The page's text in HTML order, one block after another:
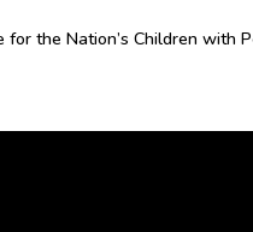
for the Nation’s Children with